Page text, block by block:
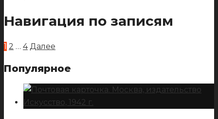
Навигация по записям
1 2 … 4 Далее
Популярное